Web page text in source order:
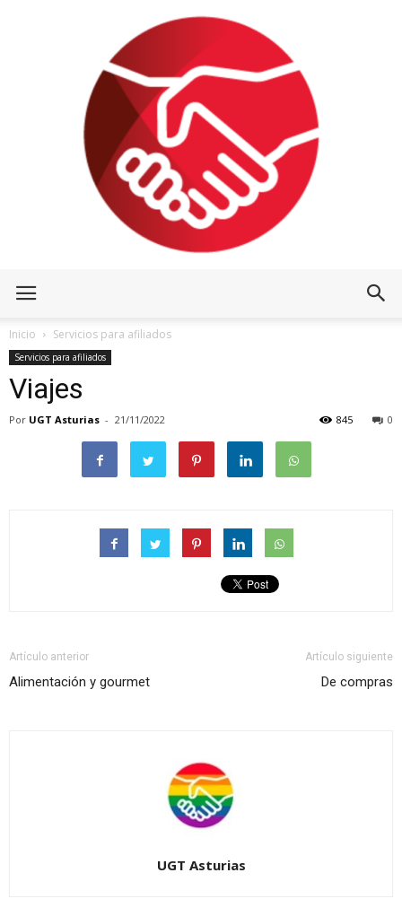
Inicio Servicios para afiliados
Servicios para afiliados
Viajes
Por UGT Asturias - 21/11/2022 0
845
Artículo anterior
Alimentación y gourmet
Artículo siguiente
De compras
UGT Asturias